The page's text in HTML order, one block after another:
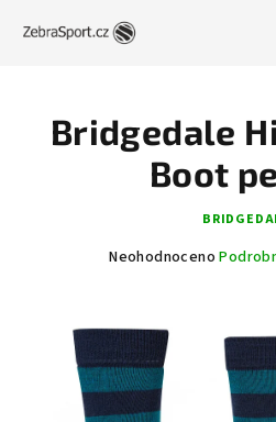
Bridgedale
Boot
Průměrné
0,0
z
5
hvězdiček.
Neohodnoceno